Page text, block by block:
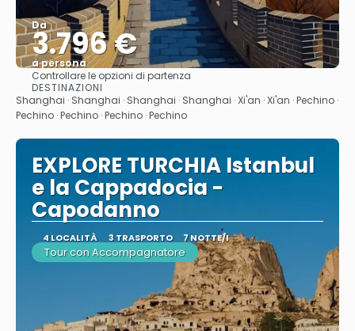
Da
3.796 €
a persona
Vedere
Controllare le opzioni di partenza
DESTINAZIONI
Shanghai · Shanghai · Shanghai · Shanghai · Xi'an · Xi'an · Pechino ·
Pechino · Pechino · Pechino · Pechino
EXPLORE TURCHIA Istanbul
e la Cappadocia -
Capodanno
4 LOCALITÀ 3 TRASPORTO 7 NOTTE/I
Tour con Accompagnatore